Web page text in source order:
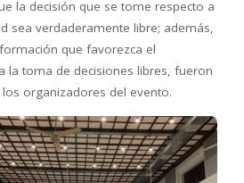
la decisión que se tome respecto a
sea verdaderamente libre; además,
que favorezca el
la toma de decisiones libres, fueron
organizadores del evento.